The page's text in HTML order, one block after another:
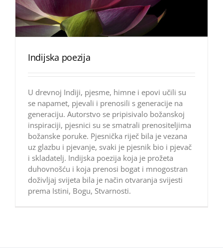
Indijska poezija
U drevnoj Indiji, pjesme, himne i epovi učili su
se napamet, pjevali i prenosili s generacije na
generaciju. Autorstvo se pripisivalo božanskoj
inspiraciji, pjesnici su se smatrali prenositeljima
božanske poruke. Pjesnička riječ bila je vezana
uz glazbu i pjevanje, svaki je pjesnik bio i pjevač
i skladatelj. Indijska poezija koja je prožeta
duhovnošću i koja prenosi bogat i mnogostran
doživljaj svijeta bila je način otvaranja svijesti
prema Istini, Bogu, Stvarnosti.